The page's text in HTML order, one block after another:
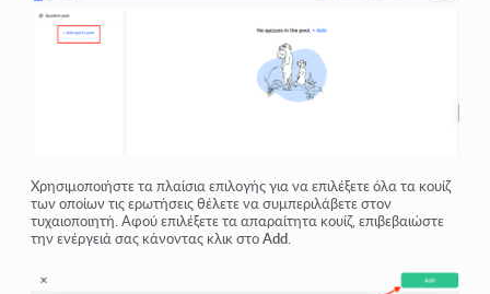
Χρησιμοποιήστε τα πλαίσια επιλογής για να επιλέξετε όλα τα κουίζ
των οποίων τις ερωτήσεις θέλετε να συμπεριλάβετε στον
τυχαιοποιητή. Αφού επιλέξετε τα απαραίτητα κουίζ, επιβεβαιώστε
την ενέργειά σας κάνοντας κλικ στοAdd.